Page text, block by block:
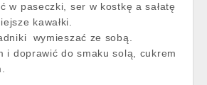
w paseczki, ser w kostkę a sałatę
kawałki.
wymieszać ze sobą.
i doprawić do smaku solą, cukrem